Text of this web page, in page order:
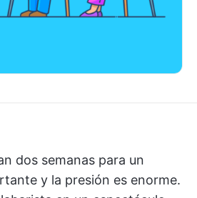
dos semanas para un
y la presión es enorme.